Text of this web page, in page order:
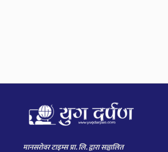
मानसरोवर टाइम्स प्रा. लि. द्वारा सञ्चालित